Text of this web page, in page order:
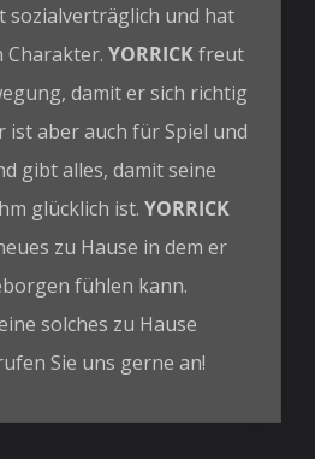
sozialverträglich und hat
Charakter.YORRICKfreut
damit er sich richtig
ist aber auch für Spiel und
gibt alles, damit seine
glücklich ist.YORRICK
zu Hause in dem er
fühlen kann.
solches zu Hause
Sie uns gerne an!